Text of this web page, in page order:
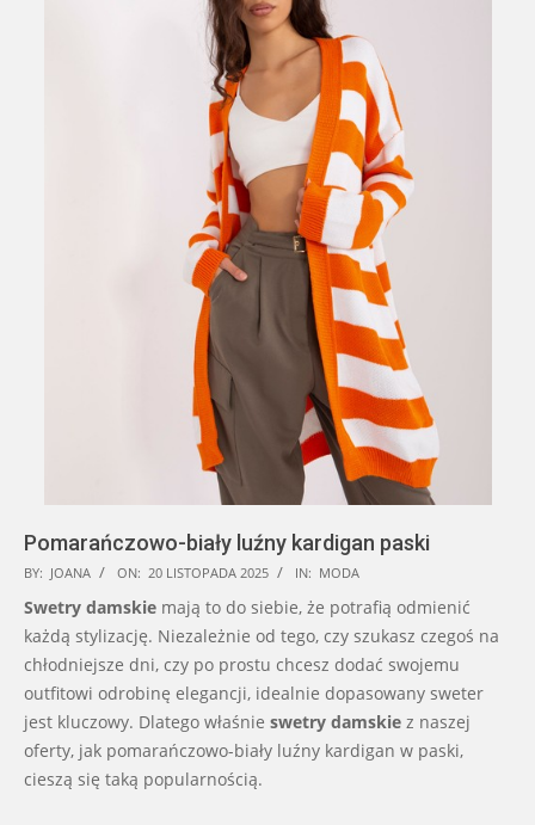
Pomarańczowo-biały luźny kardigan paski
2025-
11-
20
BY: JOANA ON: 20 LISTOPADA 2025 IN: MODA
Swetry damskie mają to do siebie, że potrafią odmienić
każdą stylizację. Niezależnie od tego, czy szukasz czegoś na
chłodniejsze dni, czy po prostu chcesz dodać swojemu
outfitowi odrobinę elegancji, idealnie dopasowany sweter
jest kluczowy. Dlatego właśnie swetry damskie z naszej
oferty, jak pomarańczowo-biały luźny kardigan w paski,
cieszą się taką popularnością.